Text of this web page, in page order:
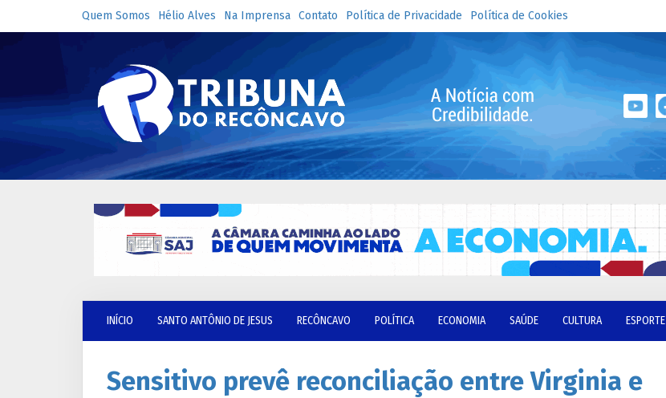
Quem Somos Hélio Alves Na Imprensa Contato Política de Privacidade Política de Cookies
INÍCIO SANTO ANTÔNIO DE JESUS RECÔNCAVO POLÍTICA ECONOMIA SAÚDE CULTURA ESPORTE
Sensitivo prevê reconciliação entre Virginia e